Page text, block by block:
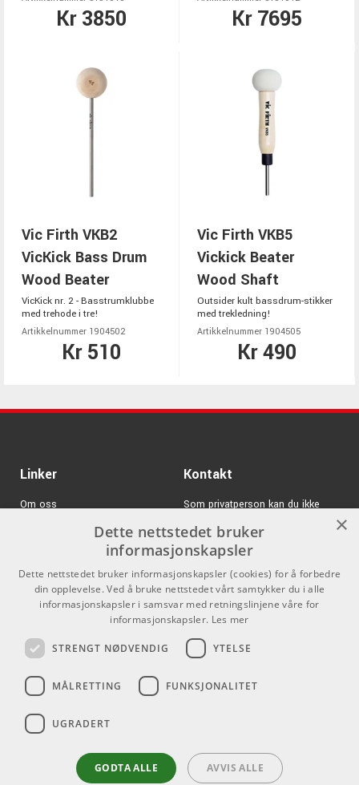
Kr 3850 Kr 7695
Vic Firth VKB2
VicKick Bass Drum
Wood Beater
VicKick nr. 2 - Basstrumklubbe
med trehode i tre!
Artikkelnummer 1904502
Kr 510
Vic Firth VKB5
Vickick Beater
Wood Shaft
Outsider kult bassdrum-stikker
med trekledning!
Artikkelnummer 1904505
Kr 490
Linker
Om oss
GDPR & Cookies
Kontakt
Som privatperson kan du ikke
kjøpe på denne nettsiden, alt salg
skjer gjennom våre forhandlere.
info@emnordic.no
×
Dette nettstedet bruker
informasjonskapsler
Dette nettstedet bruker informasjonskapsler (cookies) for å forbedre
din opplevelse. Ved å bruke nettstedet vårt samtykker du i alle
informasjonskapsler i samsvar med retningslinjene våre for
informasjonskapsler. Les mer
STRENGT NØDVENDIG YTELSE
MÅLRETTING FUNKSJONALITET
UGRADERT
GODTA ALLE AVVIS ALLE